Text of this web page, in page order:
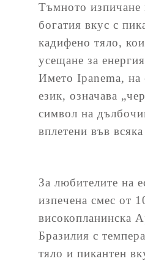
Тъмното изпичане
богатия вкус с
кадифено тяло,
усещане за
Името Ipanema, на
език, означава
символ на
вплетени във
За любителите на
изпечена смес от
високопланинска
Бразилия с
тяло и пикантен